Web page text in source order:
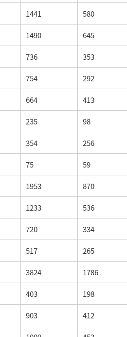
1441 580
1490 645
736 353
754 292
664 413
235 98
354 256
75 59
1953 870
1233 536
720 334
517 265
3824 1786
403 198
903 412